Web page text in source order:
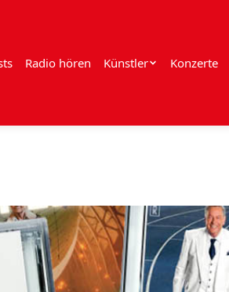
Radio hören Künstler Konzerte